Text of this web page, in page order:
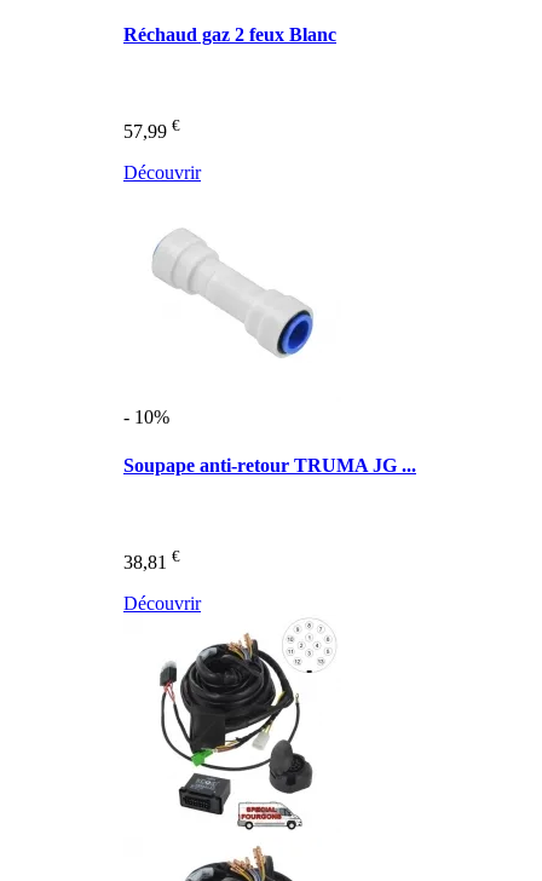
Réchaud gaz 2 feux Blanc
57,99 €
Découvrir
- 10%
Soupape anti-retour TRUMA JG ...
38,81 €
Découvrir